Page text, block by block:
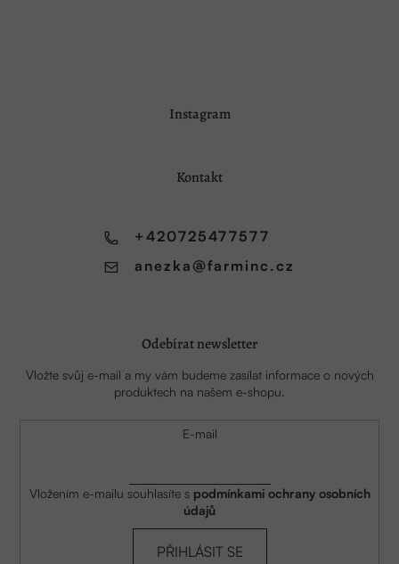
Instagram
Kontakt
anezka @farminc.cz
+420725477577
Odebírat newsletter
Vložte svůj e-mail a my vám budeme zasílat informace o nových
produktech na našem e-shopu.
E-mail
Vložením e-mailu souhlasíte s podmínkami ochrany osobních
údajů
PŘIHLÁSIT SE